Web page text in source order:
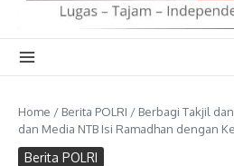
Home / Berita POLRI / Berbagi Takjil
dan Media NTB Isi Ramadhan dengan
Berita POLRI